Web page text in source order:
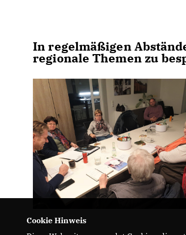
In regelmäßigen
regionale Themen zu
Cookie Hinweis